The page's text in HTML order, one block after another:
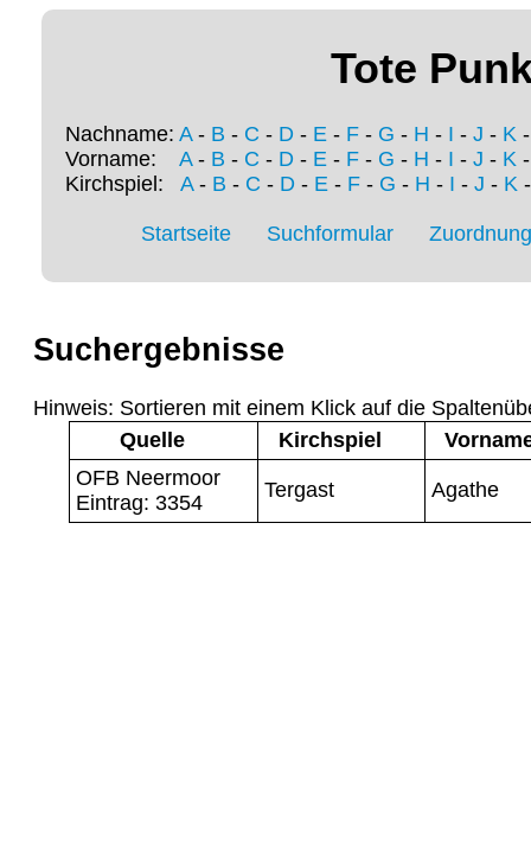
Tote
Nachname: A- B - C - D - E - F - G - H - I - J - K
Vorname: A- B - C - D - E - F - G - H - I - J - K
Kirchspiel: A- B - C - D- E- F- G - H - I - J - K
Startseite Suchformular
Suchergebnisse
Hinweis: Sortieren mit einem Klick auf die
Quelle
Kirchspiel
OFB Neermoor
Eintrag: 3354
Tergast Agathe